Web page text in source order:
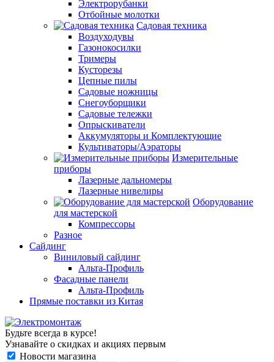
Электрорубанки
Отбойные молотки
Садовая техника
Воздуходувы
Газонокосилки
Тримеры
Кусторезы
Цепные пилы
Садовые ножницы
Снегоуборщики
Садовые тележки
Опрыскиватели
Аккумуляторы и Комплектующие
Культиваторы/Аэраторы
Измерительные
приборы
Лазерные дальномеры
Лазерные нивелиры
Оборудование
для мастерской
Компрессоры
Разное
Сайдинг
Виниловый сайдинг
Альта-Профиль
Фасадные панели
Альта-Профиль
Прямые поставки из Китая
Будьте всегда в курсе!
Узнавайте о скидках и акциях первым
Новости магазина